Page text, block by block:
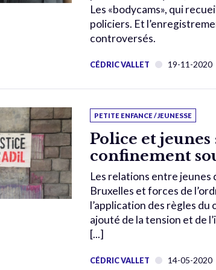
Les «bodycams», qui
policiers. Et
controversés.
CÉDRIC VALLET 19-11-2020
PETITE ENFANCE / JEUNESSE
Police et jeunes
confinement
Les relations entre jeunes
Bruxelles et forces de
l’application des règles du
ajouté de la tension et de
[...]
CÉDRIC VALLET 14-05-2020